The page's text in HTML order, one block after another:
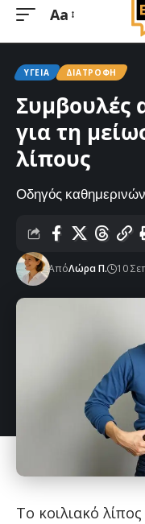
Μεγέθυνση
Aa
ΥΓΕΊΑ ΔΙΑΤΡΟΦΉ
Συμβουλές
για τη
λίπους
Οδηγός καθημερινών
ΑπόΛώρα Π. 10
Το κοιλιακό